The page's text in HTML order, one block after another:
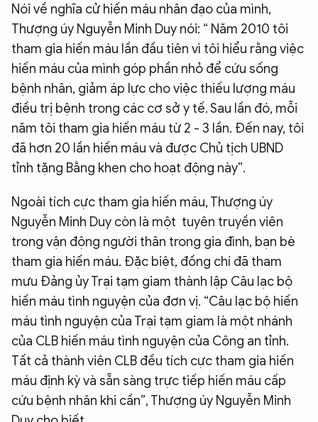
Nói về nghĩa cử hiến máu nhân đạo của mình,
Thượng úy Nguyễn Minh Duy nói: “ Năm 2010 tôi
tham gia hiến máu lần đầu tiên vì tôi hiểu rằng việc
hiến máu của mình góp phần nhỏ để cứu sống
bệnh nhân, giảm áp lực cho việc thiếu lượng máu
điều trị bệnh trong các cơ sở y tế. Sau lần đó, mỗi
năm tôi tham gia hiến máu từ 2 - 3 lần. Đến nay, tôi
đã hơn 20 lần hiến máu và được Chủ tịch UBND
tỉnh tặng Bằng khen cho hoạt động này”.
Ngoài tích cực tham gia hiến máu, Thượng úy
Nguyễn Minh Duy còn là một tuyên truyền viên
trong vận động người thân trong gia đình, bạn bè
tham gia hiến máu. Đặc biệt, đồng chí đã tham
mưu Đảng ủy Trại tạm giam thành lập Câu lạc bộ
hiến máu tình nguyện của đơn vị. “Câu lạc bộ hiến
máu tình nguyện của Trại tạm giam là một nhánh
của CLB hiến máu tình nguyện của Công an tỉnh.
Tất cả thành viên CLB đều tích cực tham gia hiến
máu định kỳ và sẵn sàng trực tiếp hiến máu cấp
cứu bệnh nhân khi cần”, Thượng úy Nguyễn Minh